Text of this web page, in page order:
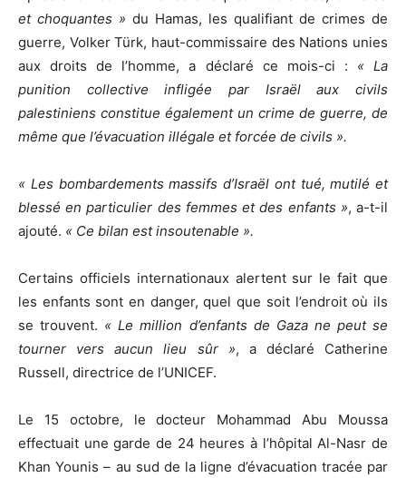
et choquantes » du Hamas, les qualifiant de crimes de
guerre, Volker Türk, haut-commissaire des Nations unies
aux droits de l’homme, a déclaré ce mois-ci : « La
punition collective infligée par Israël aux civils
palestiniens constitue également un crime de guerre, de
même que l’évacuation illégale et forcée de civils ».
« Les bombardements massifs d’Israël ont tué, mutilé et
blessé en particulier des femmes et des enfants », a-t-il
ajouté. « Ce bilan est insoutenable ».
Certains officiels internationaux alertent sur le fait que
les enfants sont en danger, quel que soit l’endroit où ils
se trouvent. « Le million d’enfants de Gaza ne peut se
tourner vers aucun lieu sûr », a déclaré Catherine
Russell, directrice de l’UNICEF.
Le 15 octobre, le docteur Mohammad Abu Moussa
effectuait une garde de 24 heures à l’hôpital Al-Nasr de
Khan Younis – au sud de la ligne d’évacuation tracée par